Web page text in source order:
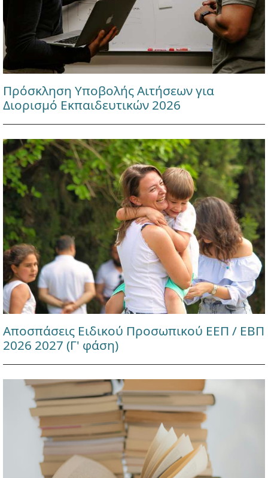
Πρόσκληση Υποβολής Αιτήσεων για
Διορισμό Εκπαιδευτικών 2026
Αποσπάσεις Ειδικού Προσωπικού ΕΕΠ / ΕΒΠ
2026 2027 (Γ' φάση)